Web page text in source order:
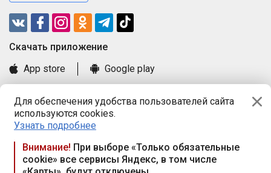
Для обеспечения удобства пользователей сайта
используются cookies.
Узнать подробнее
Внимание! При выборе «Только обязательные
cookie» все сервисы Яндекс, в том числе
Cкачать приложение
App store
Google play
Книга замечаний и предложений
Правила и документы
Praca.by © 2000—2026, ООО «ПРАЦА БАЙ»
Республика Беларусь, 220114, г. Минск, пр-т Независимости
117а, пом. № 9.